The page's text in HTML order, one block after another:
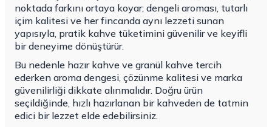
noktada farkını ortaya koyar; dengeli aroması, tutarlı
içim kalitesi ve her fincanda aynı lezzeti sunan
yapısıyla, pratik kahve tüketimini güvenilir ve keyifli
bir deneyime dönüştürür.
Bu nedenle hazır kahve ve granül kahve tercih
ederken aroma dengesi, çözünme kalitesi ve marka
güvenilirliği dikkate alınmalıdır. Doğru ürün
seçildiğinde, hızlı hazırlanan bir kahveden de tatmin
edici bir lezzet elde edebilirsiniz.